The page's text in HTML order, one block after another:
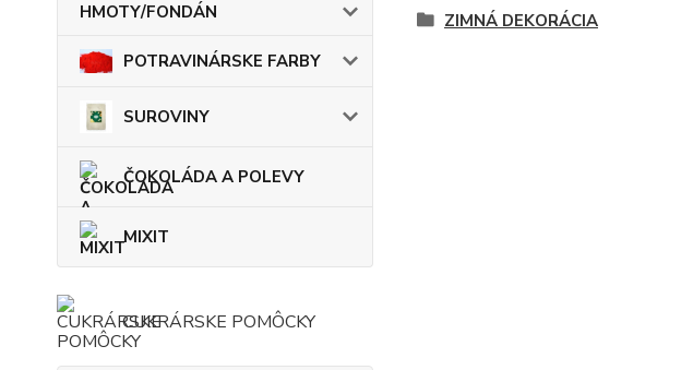
HMOTY/FONDÁN
POTRAVINÁRSKE FARBY
SUROVINY
ČOKOLÁDA A POLEVY
MIXIT
CUKRÁRSKE POMÔCKY
ZIMNÁ DEKORÁCIA